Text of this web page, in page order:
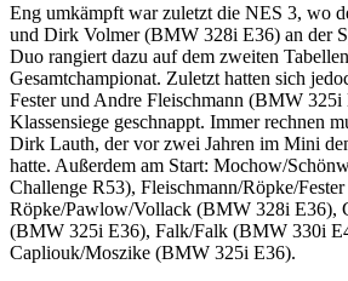
Eng umkämpft war zuletzt die NES 3, wo
und Dirk Volmer (BMW 328i E36) an der
Duo rangiert dazu auf dem zweiten
Gesamtchampionat. Zuletzt hatten sich
Fester und Andre Fleischmann (BMW
Klassensiege geschnappt. Immer rechnen
Dirk Lauth, der vor zwei Jahren im Mini
hatte. Außerdem am Start: Mochow/
Challenge R53), Fleischmann/Röpke/
Röpke/Pawlow/Vollack (BMW 328i E36),
(BMW 325i E36), Falk/Falk (BMW 330i
Capliouk/Moszike (BMW 325i E36).